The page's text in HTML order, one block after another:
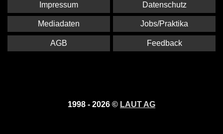
1998 - 2026 © LAUT AG
Impressum Datenschutz
Mediadaten Jobs/Praktika
AGB Feedback